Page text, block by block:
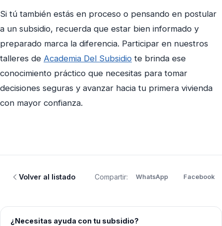
Si tú también estás en proceso o pensando en postular
a un subsidio, recuerda que estar bien informado y
preparado marca la diferencia. Participar en nuestros
talleres de Academia Del Subsidio te brinda ese
conocimiento práctico que necesitas para tomar
decisiones seguras y avanzar hacia tu primera vivienda
con mayor confianza.
Volver al listado Compartir: WhatsApp Facebook
¿Necesitas ayuda con tu subsidio?